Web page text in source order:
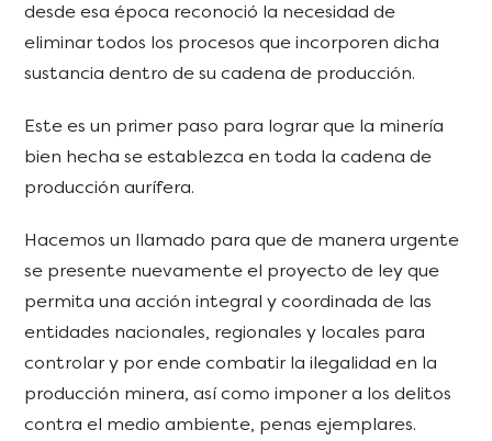
desde esa época reconoció la necesidad de
eliminar todos los procesos que incorporen dicha
sustancia dentro de su cadena de producción.
Este es un primer paso para lograr que la minería
bien hecha se establezca en toda la cadena de
producción aurífera.
Hacemos un llamado para que de manera urgente
se presente nuevamente el proyecto de ley que
permita una acción integral y coordinada de las
entidades nacionales, regionales y locales para
controlar y por ende combatir la ilegalidad en la
producción minera, así como imponer a los delitos
contra el medio ambiente, penas ejemplares.